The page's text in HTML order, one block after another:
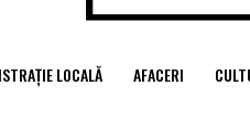
LOCALĂ AFACERI